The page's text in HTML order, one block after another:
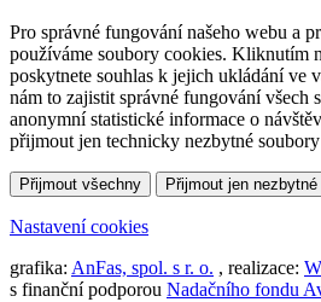
Pro správné fungování našeho webu a
používáme soubory cookies. Kliknutím
poskytnete souhlas k jejich ukládání ve
nám to zajistit správné fungování všech
anonymní statistické informace o
přijmout jen technicky nezbytné
Přijmout všechny Přijmout jen nezbytné
Nastavení cookies
grafika: AnFas, spol. s r. o. , realizace:
s finanční podporou Nadačního fondu